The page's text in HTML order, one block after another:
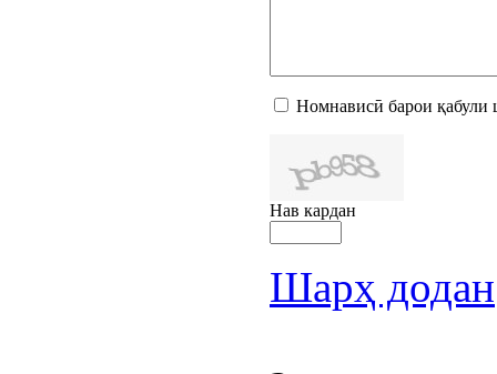
Номнависӣ барои қабули
Нав кардан
Шарҳ додан